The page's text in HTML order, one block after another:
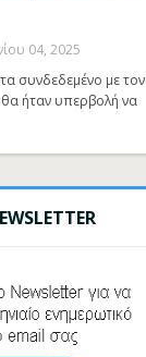
04, 2025
συνδεδεμένο με τον
ήταν υπερβολή να